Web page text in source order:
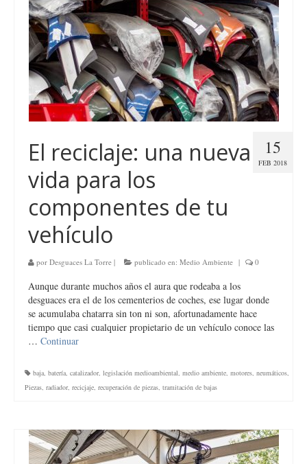
Desguaces La Torre
15
FEB 2018
El reciclaje: una nueva
vida para los
componentes de tu
vehículo
por Desguaces La Torre | publicado en: Medio Ambiente | 0
Aunque durante muchos años el aura que rodeaba a los
desguaces era el de los cementerios de coches, ese lugar donde
se acumulaba chatarra sin ton ni son, afortunadamente hace
tiempo que casi cualquier propietario de un vehículo conoce las
… Continuar
baja, batería, catalizador, legislación medioambiental, medio ambiente, motores, neumáticos,
Piezas, radiador, recicjaje, recuperación de piezas, tramitación de bajas